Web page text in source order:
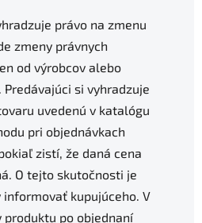
právo na zmenu
zmeny právnych
od výrobcov alebo
si vyhradzuje
uvedenú v katalógu
pri objednávkach
zistí, že daná cena
O tejto skutočnosti je
kupujúceho. V
produktu po objednaní